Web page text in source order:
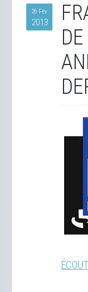
26 Fév
2013